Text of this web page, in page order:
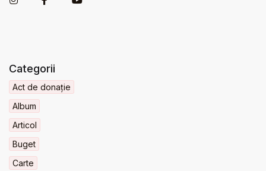
Categorii
Act de donație
Album
Articol
Buget
Carte